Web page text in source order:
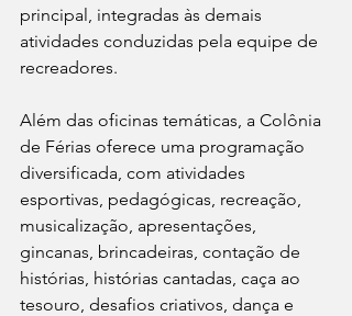
principal, integradas às demais
atividades conduzidas pela equipe de
recreadores.
Além das oficinas temáticas, a Colônia
de Férias oferece uma programação
diversificada, com atividades
esportivas, pedagógicas, recreação,
musicalização, apresentações,
gincanas, brincadeiras, contação de
histórias, histórias cantadas, caça ao
tesouro, desafios criativos, dança e